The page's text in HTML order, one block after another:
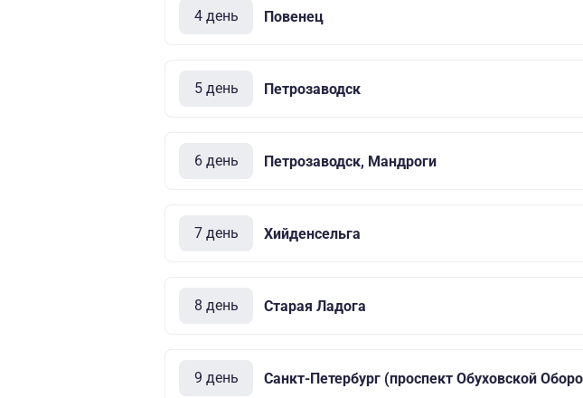
4 день Повенец
5 день Петрозаводск
6 день Петрозаводск, Мандроги
7 день Хийденсельга
8 день Старая Ладога
9 день Санкт-Петербург (проспект Обуховской